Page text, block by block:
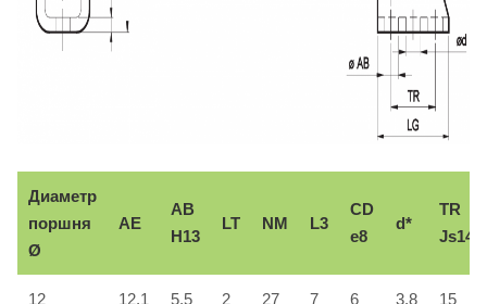
Диаметр
поршня
Ø
AE
AB
H13
LT NM L3
CD
e8
d*
TR
Js14
12 12,1 5,5 2 27 7 6 3,8 15